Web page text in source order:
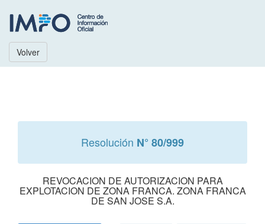
Volver
Resolución N° 80/999
REVOCACION DE AUTORIZACION PARA
EXPLOTACION DE ZONA FRANCA. ZONA FRANCA
DE SAN JOSE S.A.